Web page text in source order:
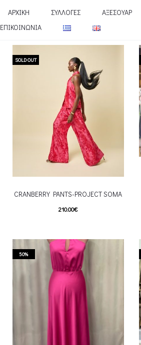
ΑΡΧΙΚΗ ΣΥΛΛΟΓΕΣ ΑΞΕΣΟΥΑΡ
ΕΠΙΚΟΙΝΩΝΙΑ
SOLD OUT
CRANBERRY PANTS-PROJECT SOMA
210.00€
multiple variants. The options may be
chosen on the product page
50%